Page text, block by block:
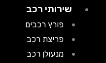
שירותי רכב
פורץ רכבים
פריצת רכב
מנעולן רכב